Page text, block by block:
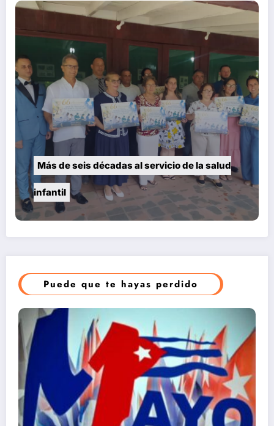
Más de seis décadas al servicio de la salud
infantil
Puede que te hayas perdido